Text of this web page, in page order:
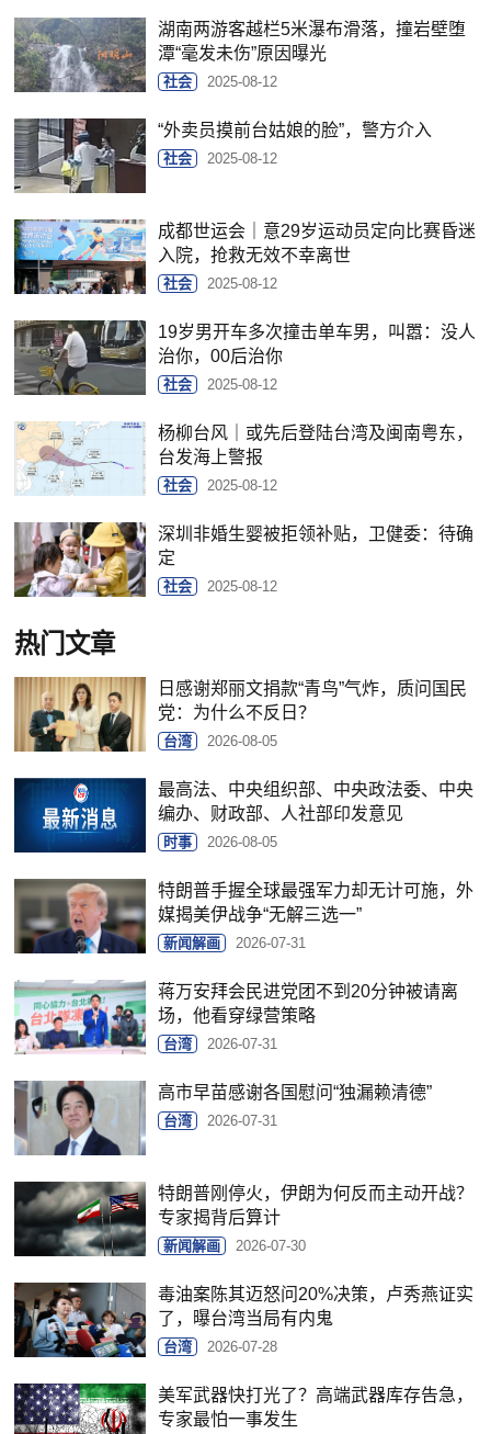
湖南两游客越栏5米瀑布滑落，撞岩壁堕
潭“毫发未伤”原因曝光
社会 2025-08-12
“外卖员摸前台姑娘的脸”，警方介入
社会 2025-08-12
成都世运会｜意29岁运动员定向比赛昏迷
入院，抢救无效不幸离世
社会 2025-08-12
19岁男开车多次撞击单车男，叫嚣：没人
治你，00后治你
社会 2025-08-12
杨柳台风｜或先后登陆台湾及闽南粤东，
台发海上警报
社会 2025-08-12
深圳非婚生婴被拒领补贴，卫健委：待确
定
社会 2025-08-12
热门文章
日感谢郑丽文捐款“青鸟”气炸，质问国民
党：为什么不反日？
台湾 2026-08-05
最高法、中央组织部、中央政法委、中央
编办、财政部、人社部印发意见
时事 2026-08-05
特朗普手握全球最强军力却无计可施，外
媒揭美伊战争“无解三选一”
新闻解画 2026-07-31
蒋万安拜会民进党团不到20分钟被请离
场，他看穿绿营策略
台湾 2026-07-31
高市早苗感谢各国慰问“独漏赖清德”
台湾 2026-07-31
特朗普刚停火，伊朗为何反而主动开战？
专家揭背后算计
新闻解画 2026-07-30
毒油案陈其迈怒问20%决策，卢秀燕证实
了，曝台湾当局有内鬼
台湾 2026-07-28
美军武器快打光了？高端武器库存告急，
专家最怕一事发生